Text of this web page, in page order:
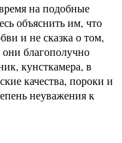
на подобные
объяснить им, что
и не сказка о том,
благополучно
кунсткамера, в
качества, пороки и
неуважения к